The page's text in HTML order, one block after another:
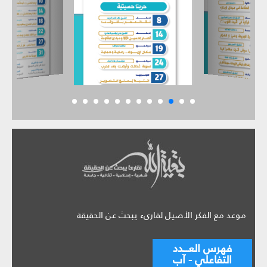
موعد مع الفكر الأصيل لقارىء يبحث عن الحقيقة
فهرس العـــدد
التفاعلي - آب